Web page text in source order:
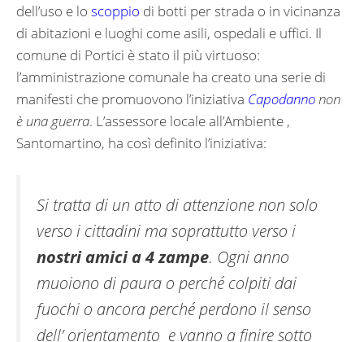
dell’uso e lo scoppio di botti per strada o in vicinanza
di abitazioni e luoghi come asili, ospedali e uffici. Il
comune di Portici è stato il più virtuoso:
l’amministrazione comunale ha creato una serie di
manifesti che promuovono l’iniziativa Capodannonon
è una guerra. L’assessore locale all’Ambiente ,
Santomartino, ha così definito l’iniziativa:
Si tratta di un atto di attenzione non solo
verso i cittadini ma soprattutto verso i
nostri amici a 4 zampe. Ogni anno
muoiono di paura o perché colpiti dai
fuochi o ancora perché perdono il senso
dell’ orientamento e vanno a finire sotto